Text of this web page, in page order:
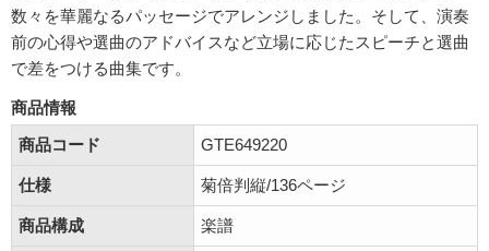
数々を華麗なるパッセージでアレンジしました。そして、演奏
前の心得や選曲のアドバイスなど立場に応じたスピーチと選曲
で差をつける曲集です。
商品情報
商品コード
GTE649220
仕様 菊倍判縦/136ページ
商品構成 楽譜